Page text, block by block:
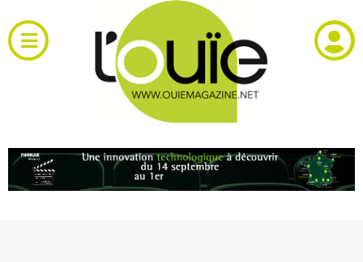
au
contenu
Toggle
Navigation
RH et emploi